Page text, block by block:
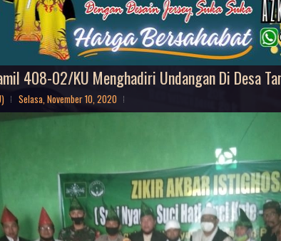
408-02/KU Menghadiri Undangan Di Desa
Selasa, November 10, 2020